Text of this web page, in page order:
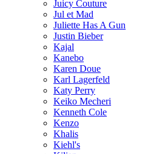
Juicy Couture
Jul et Mad
Juliette Has A Gun
Justin Bieber
Kajal
Kanebo
Karen Doue
Karl Lagerfeld
Katy Perry
Keiko Mecheri
Kenneth Cole
Kenzo
Khalis
Kiehl's